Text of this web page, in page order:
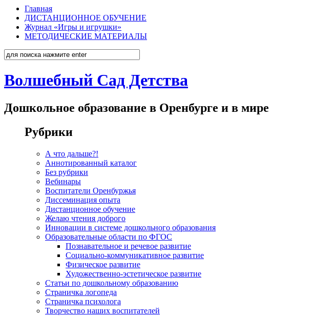
Главная
ДИСТАНЦИОННОЕ ОБУЧЕНИЕ
Журнал «Игры и игрушки»
МЕТОДИЧЕСКИЕ МАТЕРИАЛЫ
Волшебный Сад Детства
Дошкольное образование в Оренбурге и в мире
Рубрики
А что дальше?!
Аннотированный каталог
Без рубрики
Вебинары
Воспитатели Оренбуржья
Диссеминация опыта
Дистанционное обучение
Желаю чтения доброго
Инновации в системе дошкольного образования
Образовательные области по ФГОС
Познавательное и речевое развитие
Социально-коммуникативное развитие
Физическое развитие
Художественно-эстетическое развитие
Статьи по дошкольному образованию
Страничка логопеда
Страничка психолога
Творчество наших воспитателей